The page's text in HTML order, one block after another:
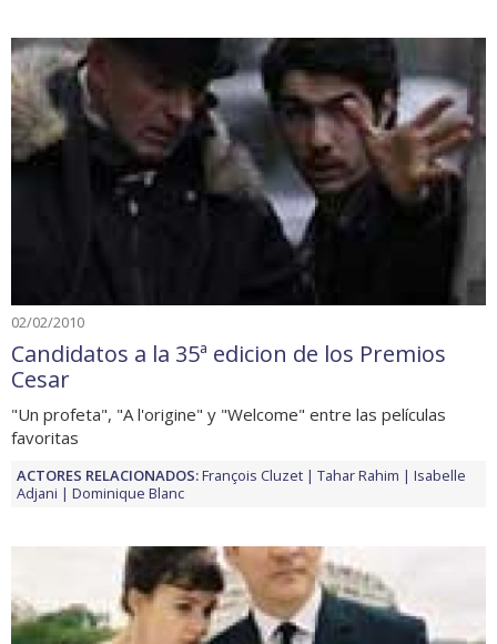
02/02/2010
Candidatos a la 35ª edicion de los Premios
Cesar
"Un profeta", "A l'origine" y "Welcome" entre las películas
favoritas
ACTORES RELACIONADOS:François Cluzet Tahar Rahim
Isabelle
Adjani
Dominique Blanc